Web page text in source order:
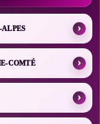
COMTÉ